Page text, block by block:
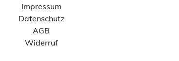
Impressum
Datenschutz
AGB
Widerruf